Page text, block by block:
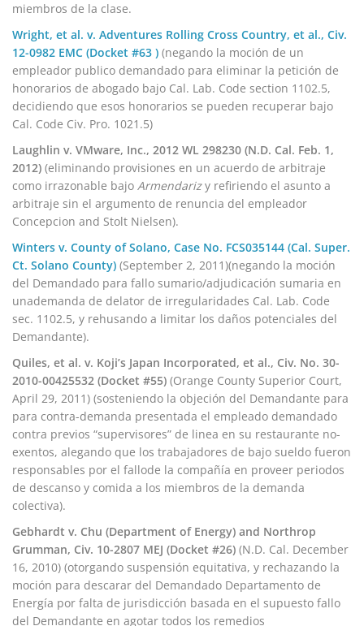
miembros de la clase.
Wright, et al. v. Adventures Rolling Cross Country, et al., Civ.
12-0982 EMC (Docket #63 ) (negando la moción de un
empleador publico demandado para eliminar la petición de
honorarios de abogado bajo Cal. Lab. Code section 1102.5,
decidiendo que esos honorarios se pueden recuperar bajo
Cal. Code Civ. Pro. 1021.5)
Laughlin v. VMware, Inc., 2012 WL 298230 (N.D. Cal. Feb. 1,
2012) (eliminando provisiones en un acuerdo de arbitraje
como irrazonable bajo Armendarizy refiriendo el asunto a
arbitraje sin el argumento de renuncia del empleador
Concepcion and Stolt Nielsen).
Winters v. County of Solano, Case No. FCS035144 (Cal. Super.
Ct. Solano County) (September 2, 2011)(negando la moción
del Demandado para fallo sumario/adjudicación sumaria en
unademanda de delator de irregularidades Cal. Lab. Code
sec. 1102.5, y rehusando a limitar los daños potenciales del
Demandante).
Quiles, et al. v. Koji’s Japan Incorporated, et al., Civ. No. 30-
2010-00425532 (Docket #55) (Orange County Superior Court,
April 29, 2011) (sosteniendo la objeción del Demandante para
para contra-demanda presentada el empleado demandado
contra previos “supervisores” de linea en su restaurante no-
exentos, alegando que los trabajadores de bajo sueldo fueron
responsables por el fallode la compañía en proveer periodos
de descanso y comida a los miembros de la demanda
colectiva).
Gebhardt v. Chu (Department of Energy) and Northrop
Grumman, Civ. 10-2807 MEJ (Docket #26) (N.D. Cal. December
16, 2010) (otorgando suspensión equitativa, y rechazando la
moción para descarar del Demandado Departamento de
Energía por falta de jurisdicción basada en el supuesto fallo
del Demandante en agotar todos los remedios